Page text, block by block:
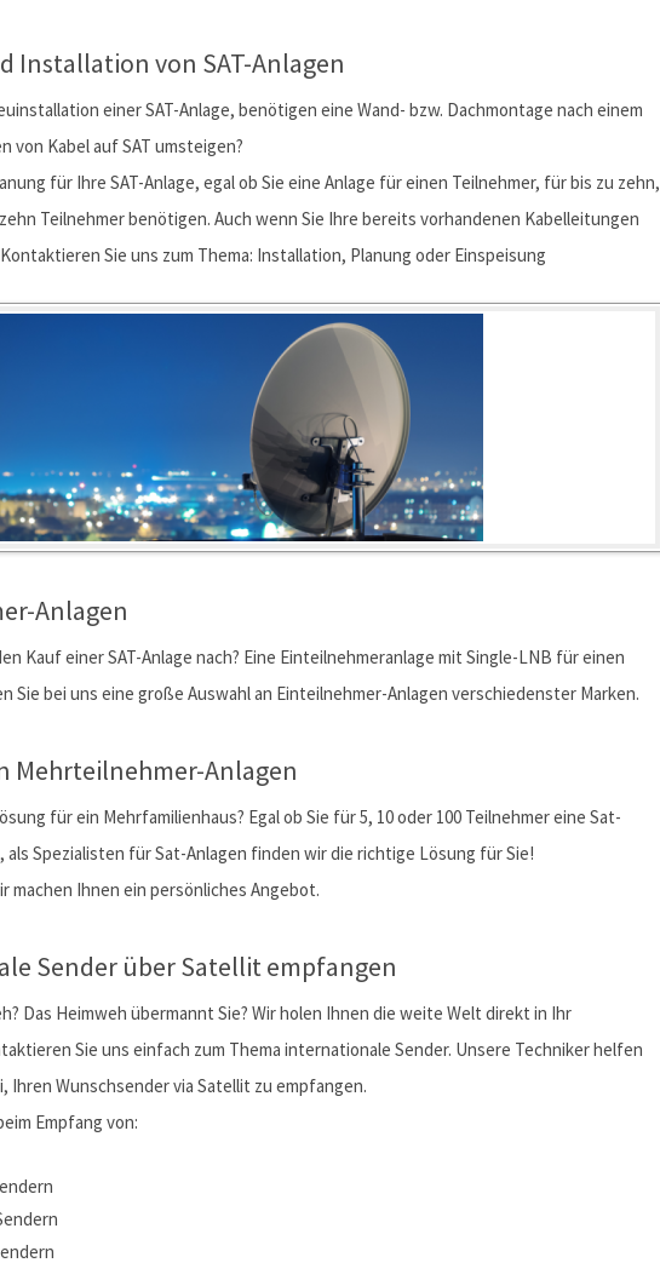
Installation von SAT-Anlagen
einer SAT-Anlage, benötigen eine Wand- bzw. Dachmontage nach einem
von Kabel auf SAT umsteigen?
für Ihre SAT-Anlage, egal ob Sie eine Anlage für einen Teilnehmer, für bis zu zehn,
Teilnehmer benötigen. Auch wenn Sie Ihre bereits vorhandenen Kabelleitungen
Sie uns zum Thema: Installation, Planung oder Einspeisung
Anlagen
Kauf einer SAT-Anlage nach? Eine Einteilnehmeranlage mit Single-LNB für einen
Sie bei uns eine große Auswahl an Einteilnehmer-Anlagen verschiedenster Marken.
Mehrteilnehmer-Anlagen
für ein Mehrfamilienhaus? Egal ob Sie für 5, 10 oder 100 Teilnehmer eine Sat-
als Spezialisten für Sat-Anlagen finden wir die richtige Lösung für Sie!
machen Ihnen ein persönliches Angebot.
Sender über Satellit empfangen
Das Heimweh übermannt Sie? Wir holen Ihnen die weite Welt direkt in Ihr
Sie uns einfach zum Thema internationale Sender. Unsere Techniker helfen
Ihren Wunschsender via Satellit zu empfangen.
Empfang von: